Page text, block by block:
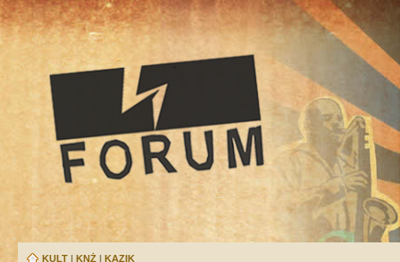
KULT | KNŻ | KAZIK